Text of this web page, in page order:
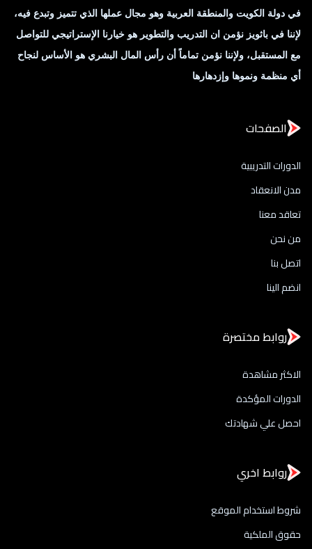
في دولة الكويت والمنطقة العربية وهو مجال عملها الذي تتميز وتبدع فيه،
لإننا في باثويز نؤمن ان التدريب والتطوير هو خيارنا الإستراتيجي للتواصل
مع المستقبل، ولإننا نؤمن تماماً أن رأس المال البشري هو الأساس لنجاح
أي منظمة ونموها وإزدهارها
الصفحات
الدورات التدريبية
مدن الانعقاد
تعاقد معنا
من نحن
اتصل بنا
انضم الينا
روابط مختصرة
الاكثر مشاهدة
الدورات المؤكدة
احصل علي شهادتك
روابط اخري
شروط استخدام الموقع
حقوق الملكية